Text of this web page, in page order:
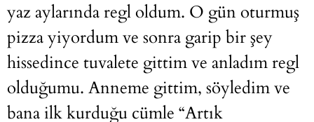
yaz aylarında regl oldum. O gün oturmuş
pizza yiyordum ve sonra garip bir şey
hissedince tuvalete gittim ve anladım regl
olduğumu. Anneme gittim, söyledim ve
bana ilk kurduğu cümle “Artık